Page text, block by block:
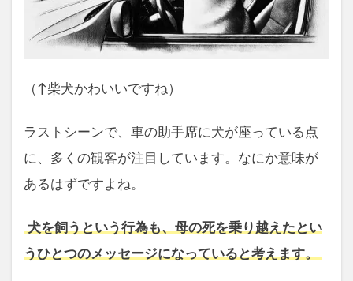
（↑柴犬かわいいですね）
ラストシーンで、車の助手席に犬が座っている点
に、多くの観客が注目しています。なにか意味が
あるはずですよね。
犬を飼うという行為も、母の死を乗り越えたとい
うひとつのメッセージになっていると考えます。